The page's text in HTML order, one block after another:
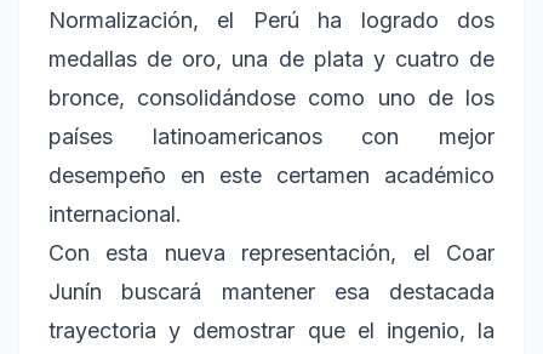
Normalización, el Perú ha logrado dos
medallas de oro, una de plata y cuatro de
bronce, consolidándose como uno de los
países latinoamericanos con mejor
desempeño en este certamen académico
internacional.
Con esta nueva representación, el Coar
Junín buscará mantener esa destacada
trayectoria y demostrar que el ingenio, la